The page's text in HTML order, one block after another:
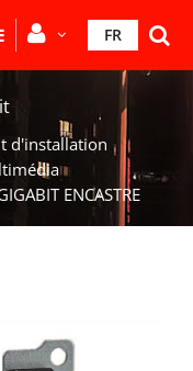
FR
d'installation
ENCASTRE